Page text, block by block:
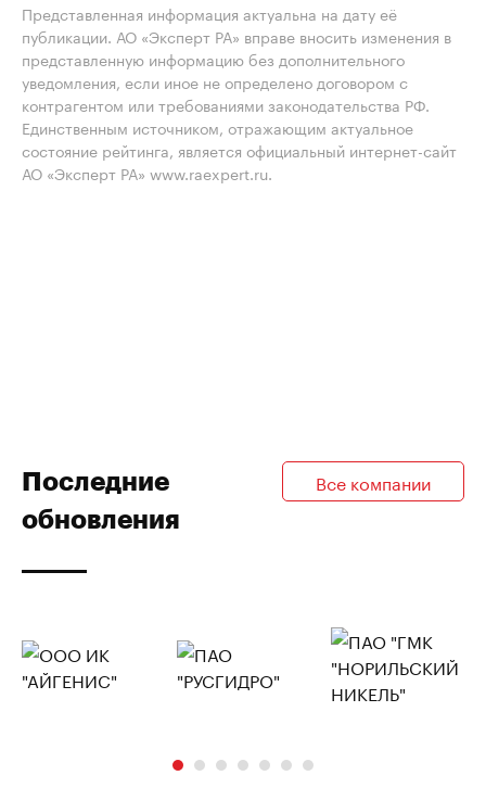
Представленная информация актуальна на дату её
публикации. АО «Эксперт РА» вправе вносить изменения в
представленную информацию без дополнительного
уведомления, если иное не определено договором с
контрагентом или требованиями законодательства РФ.
Единственным источником, отражающим актуальное
состояние рейтинга, является официальный интернет-сайт
АО «Эксперт РА» www.raexpert.ru.
Последние
обновления
Все компании